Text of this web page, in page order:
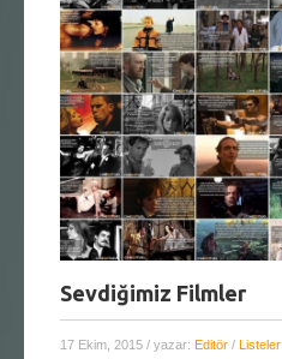
Sevdiğimiz Filmler
17 Ekim, 2015 / yazar: Editör / Listeler